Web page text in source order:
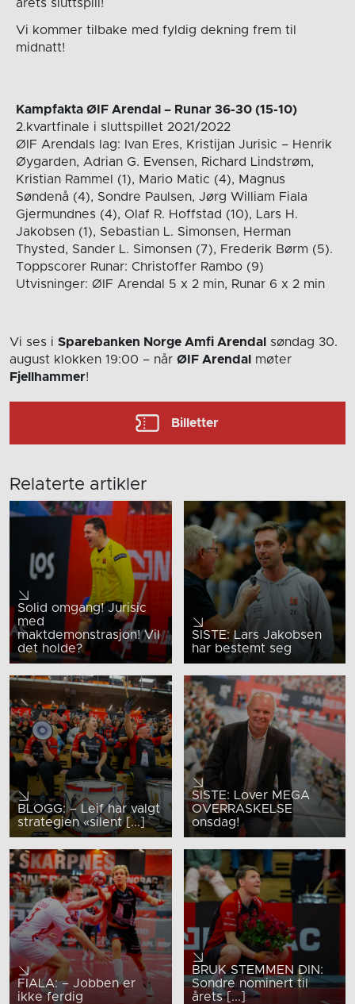
årets sluttspill!
Vi kommer tilbake med fyldig dekning frem til
midnatt!
Kampfakta ØIF Arendal – Runar 36-30 (15-10)
2.kvartfinale i sluttspillet 2021/2022
ØIF Arendals lag: Ivan Eres, Kristijan Jurisic – Henrik
Øygarden, Adrian G. Evensen, Richard Lindstrøm,
Kristian Rammel (1), Mario Matic (4), Magnus
Søndenå (4), Sondre Paulsen, Jørg William Fiala
Gjermundnes (4), Olaf R. Hoffstad (10), Lars H.
Jakobsen (1), Sebastian L. Simonsen, Herman
Thysted, Sander L. Simonsen (7), Frederik Børm (5).
Toppscorer Runar: Christoffer Rambo (9)
Utvisninger: ØIF Arendal 5 x 2 min, Runar 6 x 2 min
Vi ses i Sparebanken Norge Amfi Arendal
søndag 30.
august klokken 19:00 – når ØIF Arendal
møter
Fjellhammer!
Billetter
Relaterte artikler
Solid omgang! Jurisic
med
maktdemonstrasjon! Vil
det holde?
SISTE: Lars Jakobsen
har bestemt seg
BLOGG: – Leif har valgt
strategien «silent [...]
SISTE: Lover MEGA
OVERRASKELSE
onsdag!
FIALA: – Jobben er
ikke ferdig
BRUK STEMMEN DIN:
Sondre nominert til
årets [...]